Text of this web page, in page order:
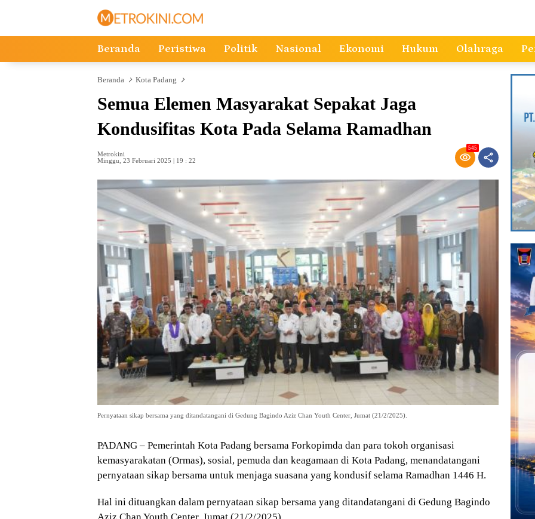
Beranda Peristiwa Politik Nasional Ekonomi Hukum Olahraga
Beranda Kota Padang
Semua Elemen Masyarakat Sepakat Jaga
Kondusifitas Kota Pada Selama Ramadhan
Metrokini
Minggu, 23 Februari 2025 | 19 : 22
545
Pernyataan sikap bersama yang ditandatangani di Gedung Bagindo Aziz Chan Youth Center, Jumat (21/2/2025).
PADANG – Pemerintah Kota Padang bersama Forkopimda dan para tokoh organisasi
kemasyarakatan (Ormas), sosial, pemuda dan keagamaan di Kota Padang, menandatangani
pernyataan sikap bersama untuk menjaga suasana yang kondusif selama Ramadhan 1446 H.
Hal ini dituangkan dalam pernyataan sikap bersama yang ditandatangani di Gedung Bagindo
Aziz Chan Youth Center, Jumat (21/2/2025).